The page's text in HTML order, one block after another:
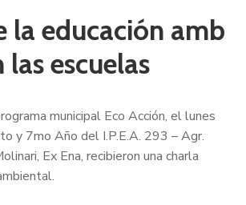
la educación amb
las escuelas
municipal Eco Acción, el lunes
y 7mo Año del I.P.E.A. 293 – Agr.
Ex Ena, recibieron una charla